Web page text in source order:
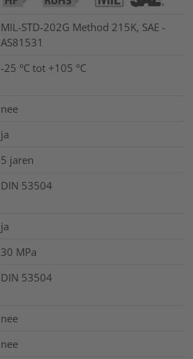
MIL-STD-202G Method 215K, SAE -
AS81531
-25 °C tot +105 °C
nee
ja
5 jaren
DIN 53504
ja
30 MPa
DIN 53504
nee
nee